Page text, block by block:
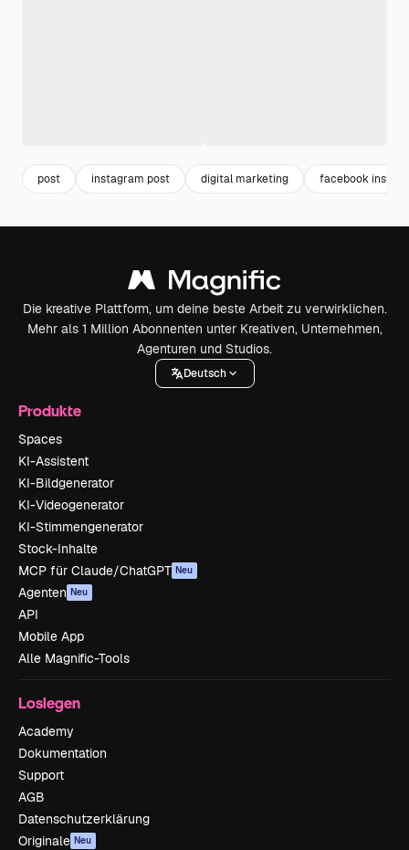
post instagram post digital marketing facebook
Die kreative Plattform, um deine beste Arbeit zu verwirklichen.
Mehr als 1 Million Abonnenten unter Kreativen, Unternehmen,
Agenturen und Studios.
Deutsch
Produkte
Spaces
KI-Assistent
KI-Bildgenerator
KI-Videogenerator
KI-Stimmengenerator
Stock-Inhalte
MCP für Claude/ChatGPT Neu
Agenten Neu
API
Mobile App
Alle Magnific-Tools
Loslegen
Academy
Dokumentation
Support
AGB
Datenschutzerklärung
Originale Neu